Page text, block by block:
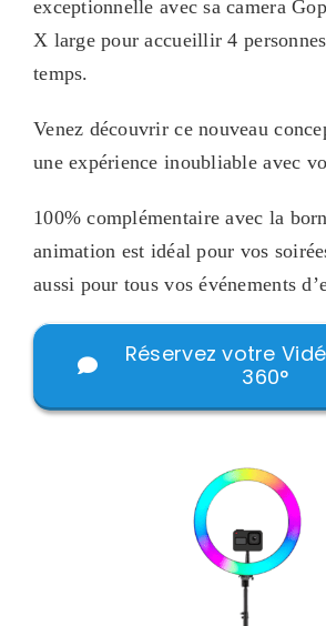
exceptionnelle avec sa camera
X large pour accueillir 4
temps.
Venez découvrir ce nouveau
une expérience inoubliable avec
100% complémentaire avec la
animation est idéal pour vos
aussi pour tous vos événements
Réservez votre
360°